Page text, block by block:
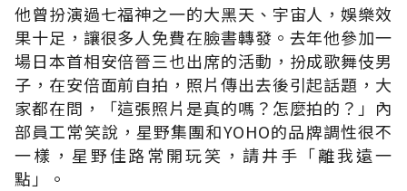
他曾扮演過七福神之一的大黑天、宇宙人，娛樂效
果十足，讓很多人免費在臉書轉發。去年他參加一
場日本首相安倍晉三也出席的活動，扮成歌舞伎男
子，在安倍面前自拍，照片傳出去後引起話題，大
家都在問，「這張照片是真的嗎？怎麼拍的？」內
部員工常笑說，星野集團和YOHO的品牌調性很不
一樣，星野佳路常開玩笑，請井手「離我遠一
點」。